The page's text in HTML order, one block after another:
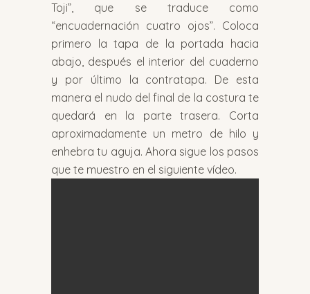
Toji”, que se traduce como
“encuadernación cuatro ojos”. Coloca
primero la tapa de la portada hacia
abajo, después el interior del cuaderno
y por último la contratapa. De esta
manera el nudo del final de la costura te
quedará en la parte trasera. Corta
aproximadamente un metro de hilo y
enhebra tu aguja. Ahora sigue los pasos
que te muestro en el siguiente vídeo.